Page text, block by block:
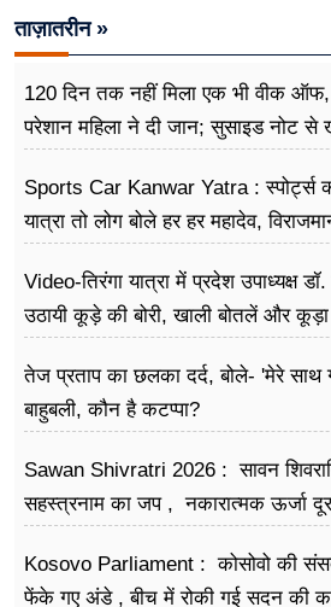
ताज़ातरीन »
120 दिन तक नहीं मिला एक भी वीक ऑफ,
परेशान महिला ने दी जान; सुसाइड नोट से
Sports Car Kanwar Yatra : स्पोर्ट्स
यात्रा तो लोग बोले हर हर महादेव,
Video-तिरंगा यात्रा में प्रदेश उपाध्यक्ष
उठायी कूड़े की बोरी, खाली बोतलें और
तेज प्रताप का छलका दर्द, बोले- 'मेरे साथ
बाहुबली, कौन है कटप्पा?
Sawan Shivratri 2026 : सावन
सहस्त्रनाम का जप , नकारात्मक ऊर्जा दूर
Kosovo Parliament : कोसोवो की
फेंके गए अंडे , बीच में रोकी गई सदन की